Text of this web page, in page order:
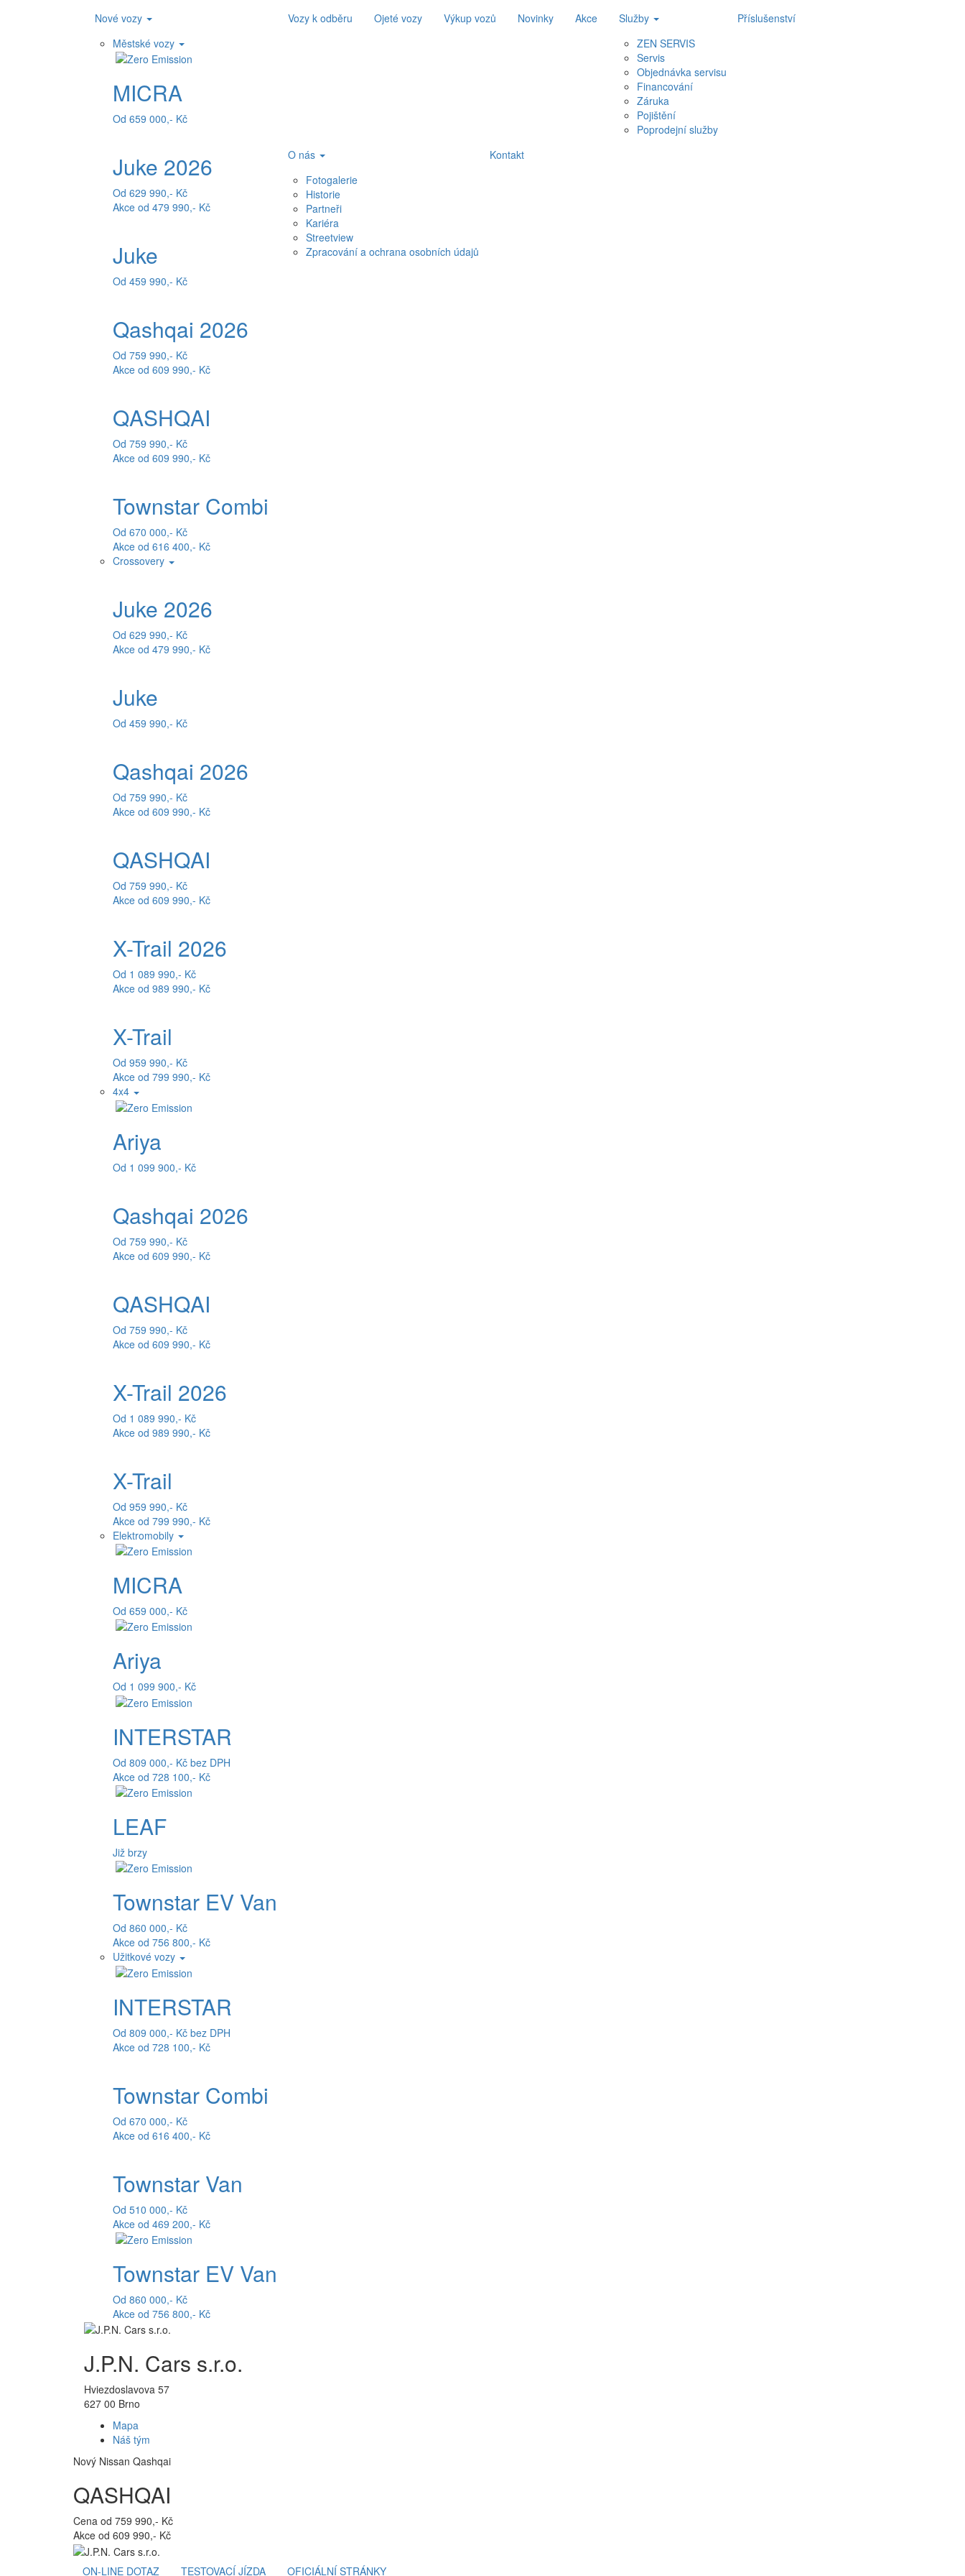
Nové vozy
Městské vozy
MICRA
Od 659 000,- Kč
Juke 2026
Od 629 990,- Kč
Akce od 479 990,- Kč
Juke
Od 459 990,- Kč
Qashqai 2026
Od 759 990,- Kč
Akce od 609 990,- Kč
QASHQAI
Od 759 990,- Kč
Akce od 609 990,- Kč
Townstar Combi
Od 670 000,- Kč
Akce od 616 400,- Kč
Crossovery
Juke 2026
Od 629 990,- Kč
Akce od 479 990,- Kč
Juke
Od 459 990,- Kč
Qashqai 2026
Od 759 990,- Kč
Akce od 609 990,- Kč
QASHQAI
Od 759 990,- Kč
Akce od 609 990,- Kč
X-Trail 2026
Od 1 089 990,- Kč
Akce od 989 990,- Kč
X-Trail
Od 959 990,- Kč
Akce od 799 990,- Kč
4x4
Ariya
Od 1 099 900,- Kč
Qashqai 2026
Od 759 990,- Kč
Akce od 609 990,- Kč
QASHQAI
Od 759 990,- Kč
Akce od 609 990,- Kč
X-Trail 2026
Od 1 089 990,- Kč
Akce od 989 990,- Kč
X-Trail
Od 959 990,- Kč
Akce od 799 990,- Kč
Elektromobily
MICRA
Od 659 000,- Kč
Ariya
Od 1 099 900,- Kč
INTERSTAR
Od 809 000,- Kč bez DPH
Akce od 728 100,- Kč
LEAF
Již brzy
Townstar EV Van
Od 860 000,- Kč
Akce od 756 800,- Kč
Užitkové vozy
INTERSTAR
Od 809 000,- Kč bez DPH
Akce od 728 100,- Kč
Townstar Combi
Od 670 000,- Kč
Akce od 616 400,- Kč
Townstar Van
Od 510 000,- Kč
Akce od 469 200,- Kč
Townstar EV Van
Od 860 000,- Kč
Akce od 756 800,- Kč
Vozy k odběru Ojeté vozy Výkup vozů Novinky Akce
Služby
ZEN SERVIS
Servis
Objednávka servisu
Financování
Záruka
Pojištění
Poprodejní služby
Příslušenství
O nás
Fotogalerie
Historie
Partneři
Kariéra
Streetview
Zpracování a ochrana osobních údajů
Kontakt
J.P.N. Cars s.r.o.
Hviezdoslavova 57
627 00 Brno
Mapa
Náš tým
Nový Nissan Qashqai
QASHQAI
Cena od 759 990,- Kč
Akce od 609 990,- Kč
ON-LINE DOTAZ TESTOVACÍ JÍZDA OFICIÁLNÍ STRÁNKY